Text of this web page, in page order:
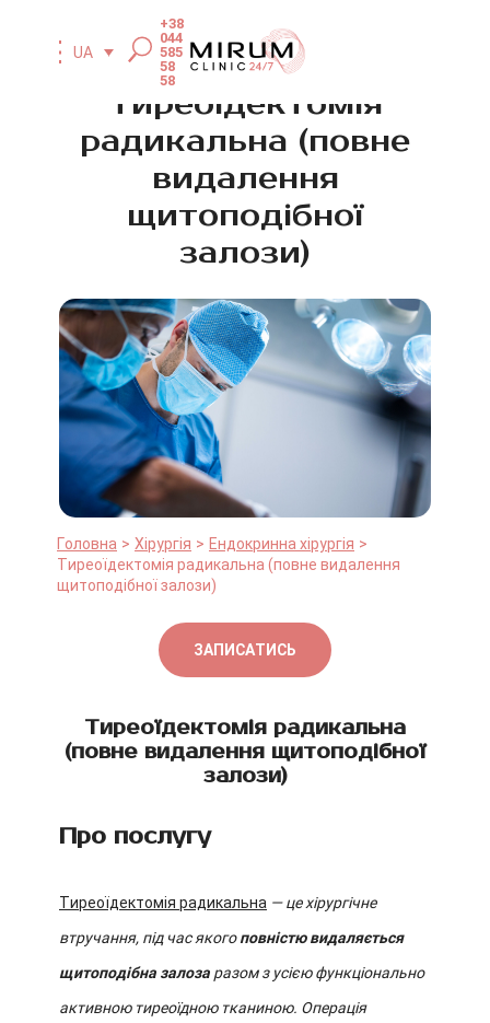
UA
+38
044
585
58
58
Тиреоїдектомія
радикальна (повне
видалення
щитоподібної
залози)
Головна Хірургія
Ендокринна хірургія
Тиреоїдектомія радикальна (повне видалення
щитоподібної залози)
ЗАПИСАТИСЬ
Тиреоїдектомія радикальна
(повне видалення щитоподібної
залози)
Про послугу
Тиреоїдектомія радикальна — це хірургічне
втручання, під час якогоповністю видаляється
щитоподібна залоза разом з усією функціонально
активною тиреоїдною тканиною. Операція